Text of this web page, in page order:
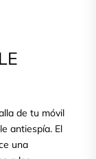
de tu móvil
antiespía. El
una